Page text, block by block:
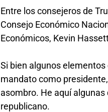
Entre los consejeros de
Consejo Económico
Económicos, Kevin
Si bien algunos
mandato como
asombro. He aquí
republicano.